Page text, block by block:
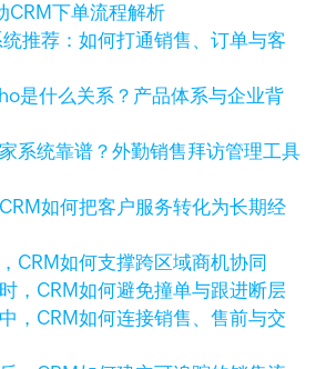
CRM下单流程解析
推荐：如何打通销售、订单与客
是什么关系？产品体系与企业背
系统靠谱？外勤销售拜访管理工具
如何把客户服务转化为长期经
CRM如何支撑跨区域商机协同
，CRM如何避免撞单与跟进断层
，CRM如何连接销售、售前与交